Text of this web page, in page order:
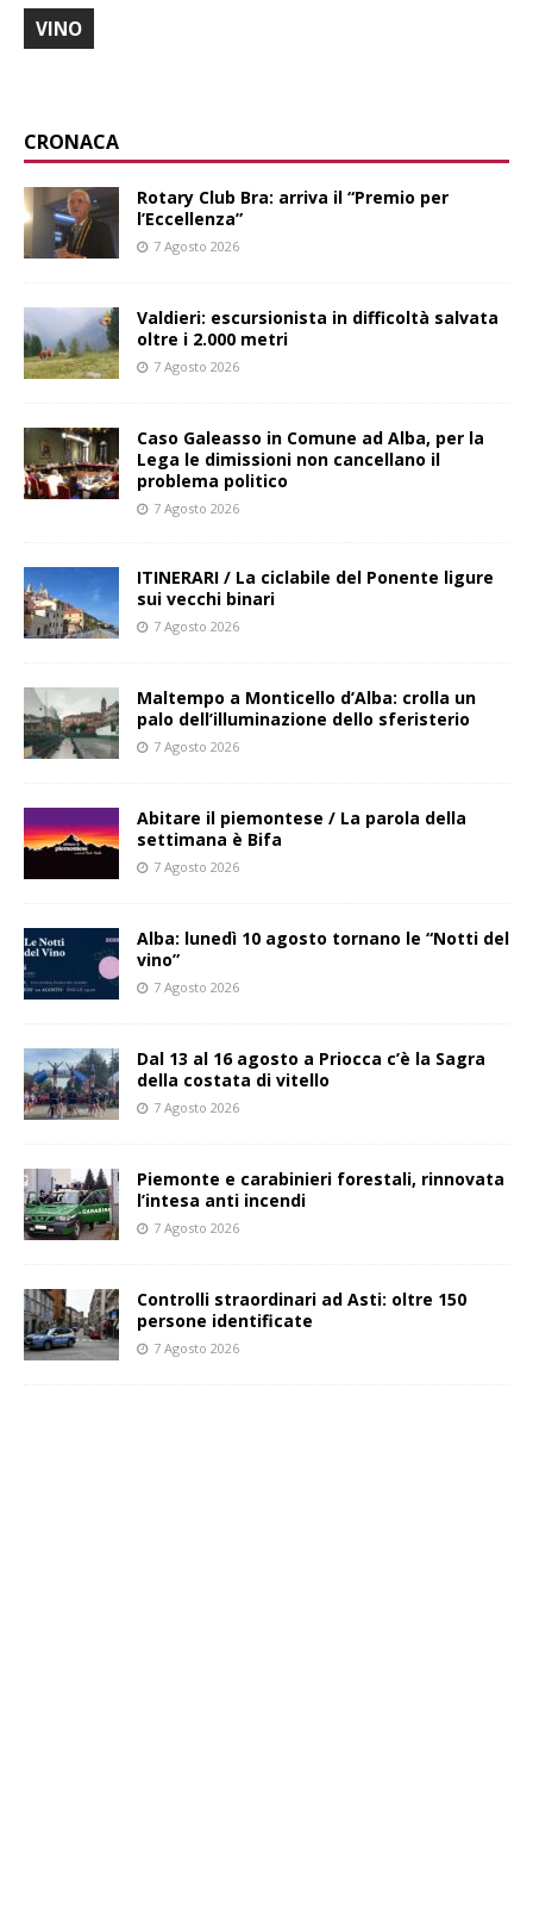
VINO
CRONACA
Rotary Club Bra: arriva il “Premio per
l’Eccellenza”
7 Agosto 2026
Valdieri: escursionista in difficoltà salvata
oltre i 2.000 metri
7 Agosto 2026
Caso Galeasso in Comune ad Alba, per la
Lega le dimissioni non cancellano il
problema politico
7 Agosto 2026
ITINERARI / La ciclabile del Ponente ligure
sui vecchi binari
7 Agosto 2026
Maltempo a Monticello d’Alba: crolla un
palo dell’illuminazione dello sferisterio
7 Agosto 2026
Abitare il piemontese / La parola della
settimana è Bifa
7 Agosto 2026
Alba: lunedì 10 agosto tornano le “Notti del
vino”
7 Agosto 2026
Dal 13 al 16 agosto a Priocca c’è la Sagra
della costata di vitello
7 Agosto 2026
Piemonte e carabinieri forestali, rinnovata
l’intesa anti incendi
7 Agosto 2026
Controlli straordinari ad Asti: oltre 150
persone identificate
7 Agosto 2026